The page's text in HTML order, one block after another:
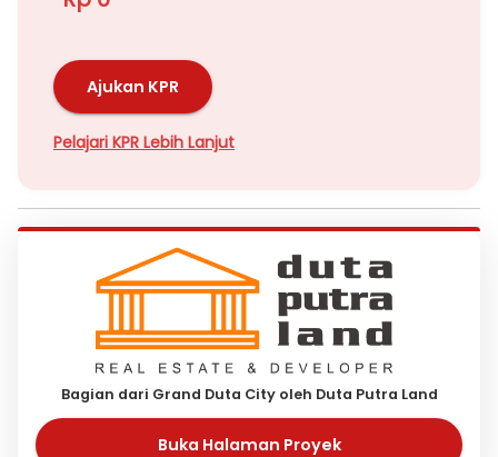
Ajukan KPR
Pelajari KPR Lebih Lanjut
Bagian dari Grand Duta City oleh Duta Putra Land
Buka Halaman Proyek